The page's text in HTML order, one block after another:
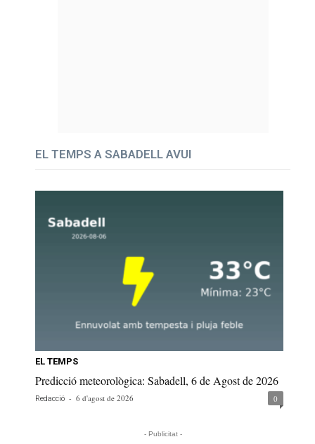
EL TEMPS A SABADELL AVUI
EL TEMPS
Predicció meteorològica: Sabadell, 6 de Agost de 2026
Redacció - 6 d'agost de 2026 0
- Publicitat -